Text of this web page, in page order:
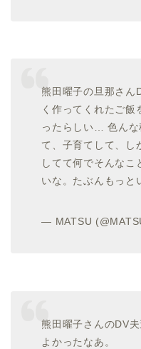
熊田曜子の旦那さ
く作ってくれたご飯
ったらしい… 色んな
て、子育てして、し
してて何でそんなこ
いな。たぶんもっと
— MATSU
熊田曜子さんのDV夫
よかったなあ。